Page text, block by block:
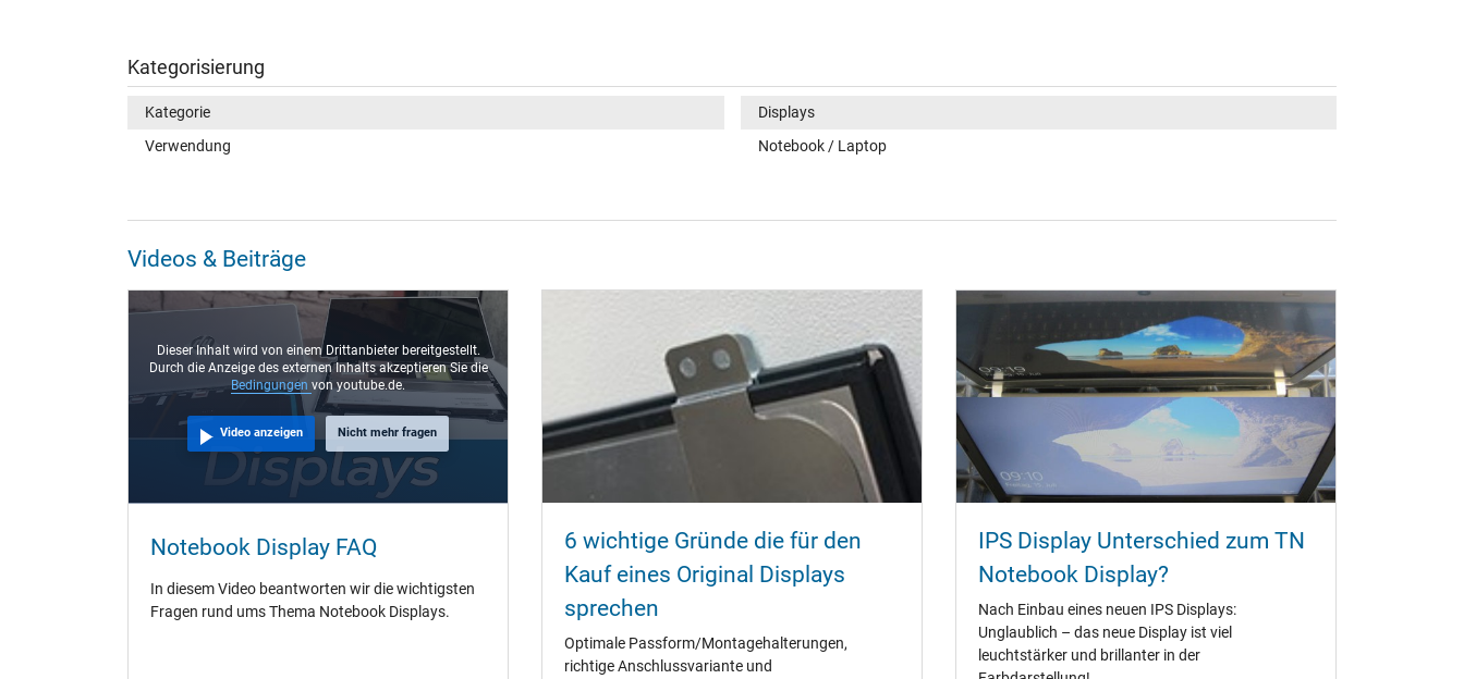
Kategorisierung
Kategorie
Displays
Verwendung
Notebook / Laptop
Videos & Beiträge
Dieser Inhalt wird von einem Drittanbieter bereitgestellt.
Durch die Anzeige des externen Inhalts akzeptieren Sie die
Bedingungen von youtube.de.
Video anzeigen Nicht mehr fragen
Notebook Display FAQ
In diesem Video beantworten wir die wichtigsten
Fragen rund ums Thema Notebook Displays.
6 wichtige Gründe die für den
Kauf eines Original Displays
sprechen
Optimale Passform/Montagehalterungen,
richtige Anschlussvariante und
IPS Display Unterschied zum TN
Notebook Display?
Nach Einbau eines neuen IPS Displays:
Unglaublich – das neue Display ist viel
leuchtstärker und brillanter in der